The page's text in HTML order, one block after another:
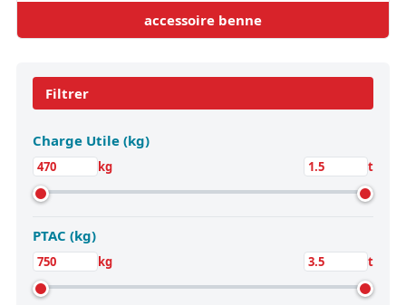
accessoire benne
Filtrer
Charge Utile (kg)
kg t
PTAC (kg)
kg t